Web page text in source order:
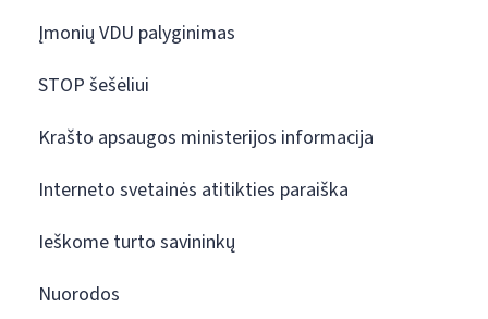
Įmonių VDU palyginimas
STOP šešėliui
Krašto apsaugos ministerijos informacija
Interneto svetainės atitikties paraiška
Ieškome turto savininkų
Nuorodos